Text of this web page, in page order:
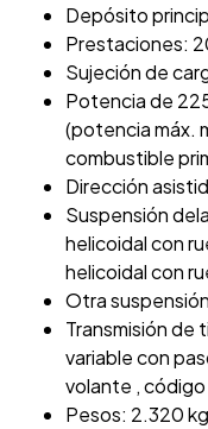
Depósito
Prestaciones:
Sujeción de
Potencia de
(potencia máx.
combustible
Dirección
Suspensión
helicoidal con
helicoidal con
Otra
Transmisión de
variable con
volante , código
Pesos: 2.320